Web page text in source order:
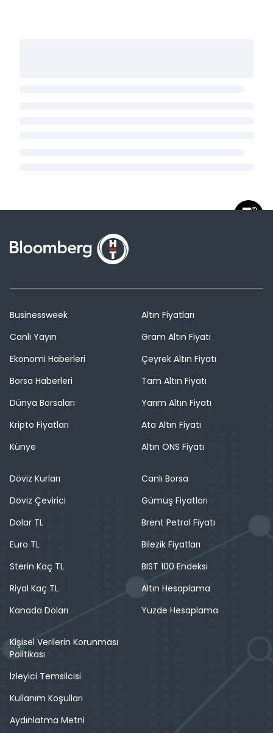
Businessweek
Canlı Yayın
Ekonomi Haberleri
Borsa Haberleri
Dünya Borsaları
Kripto Fiyatları
Künye
Altın Fiyatları
Gram Altın Fiyatı
Çeyrek Altın Fiyatı
Tam Altın Fiyatı
Yarım Altın Fiyatı
Ata Altın Fiyatı
Altın ONS Fiyatı
Döviz Kurları
Döviz Çevirici
Dolar TL
Euro TL
Sterin Kaç TL
Riyal Kaç TL
Kanada Doları
Canlı Borsa
Gümüş Fiyatları
Brent Petrol Fiyatı
Bilezik Fiyatları
BIST 100 Endeksi
Altın Hesaplama
Yüzde Hesaplama
Kişisel Verilerin Korunması
Politikası
İzleyici Temsilcisi
Kullanım Koşulları
Aydınlatma Metni